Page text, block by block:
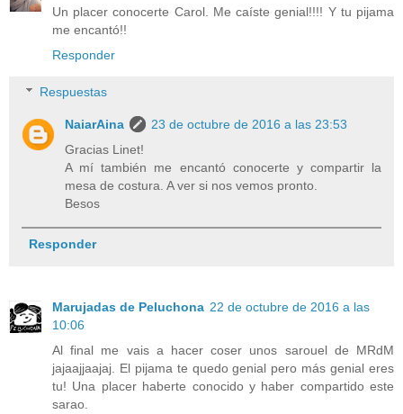
Un placer conocerte Carol. Me caíste genial!!!! Y tu pijama
me encantó!!
Responder
Respuestas
NaiarAina
23 de octubre de 2016 a las 23:53
Gracias Linet!
A mí también me encantó conocerte y compartir la
mesa de costura. A ver si nos vemos pronto.
Besos
Responder
Marujadas de Peluchona 22 de octubre de 2016 a las
10:06
Al final me vais a hacer coser unos sarouel de MRdM
jajaajjaajaj. El pijama te quedo genial pero más genial eres
tu! Una placer haberte conocido y haber compartido este
sarao.